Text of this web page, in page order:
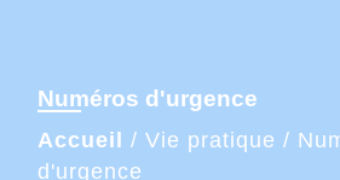
Numéros d'urgence
Accueil / Vie pratique /
d'urgence